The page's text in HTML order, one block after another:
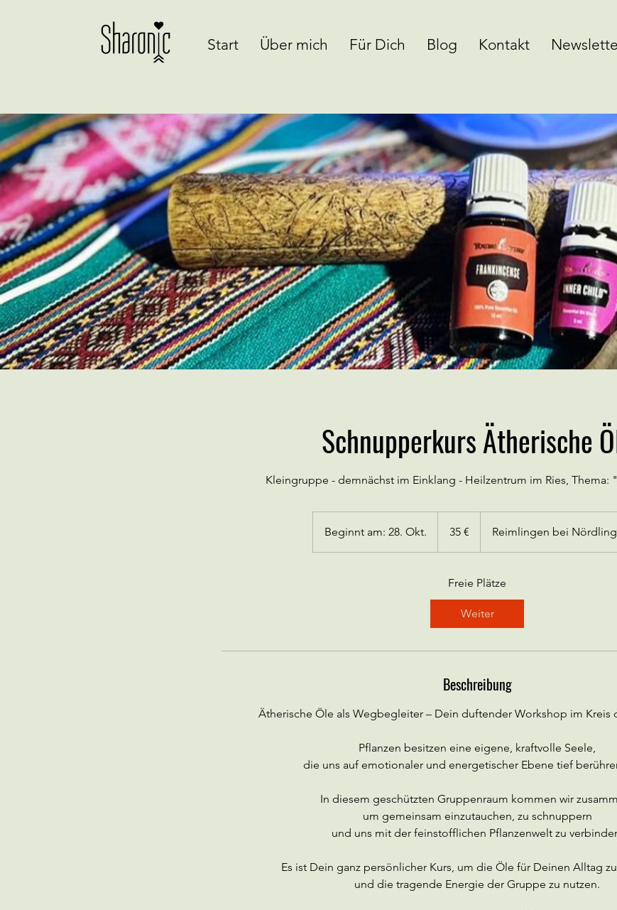
Start Über mich Für Dich Blog Kontakt
Schnupperkurs Ätherische
Kleingruppe - demnächst im Einklang - Heilzentrum im Ries, Thema:
Beginnt am: 28. Okt.
e
n
a
8
O
k
.
35 € Reimlingen bei
Freie Plätze
Weiter
Beschreibung
Ätherische Öle als Wegbegleiter – Dein duftender Workshop im Kreis
Pflanzen besitzen eine eigene, kraftvolle Seele,
die uns auf emotionaler und energetischer Ebene tief
In diesem geschützten Gruppenraum kommen wir
um gemeinsam einzutauchen, zu schnuppern
und uns mit der feinstofflichen Pflanzenwelt zu
Es ist Dein ganz persönlicher Kurs, um die Öle für Deinen Alltag
und die tragende Energie der Gruppe zu nutzen.